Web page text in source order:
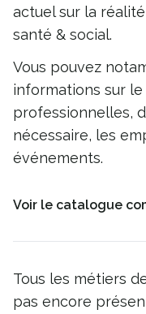
actuel sur la
santé & social.
Vous pouvez
informations sur
professionnelles,
nécessaire, les
événements.
Voir le catalogue
Tous les métiers
pas encore